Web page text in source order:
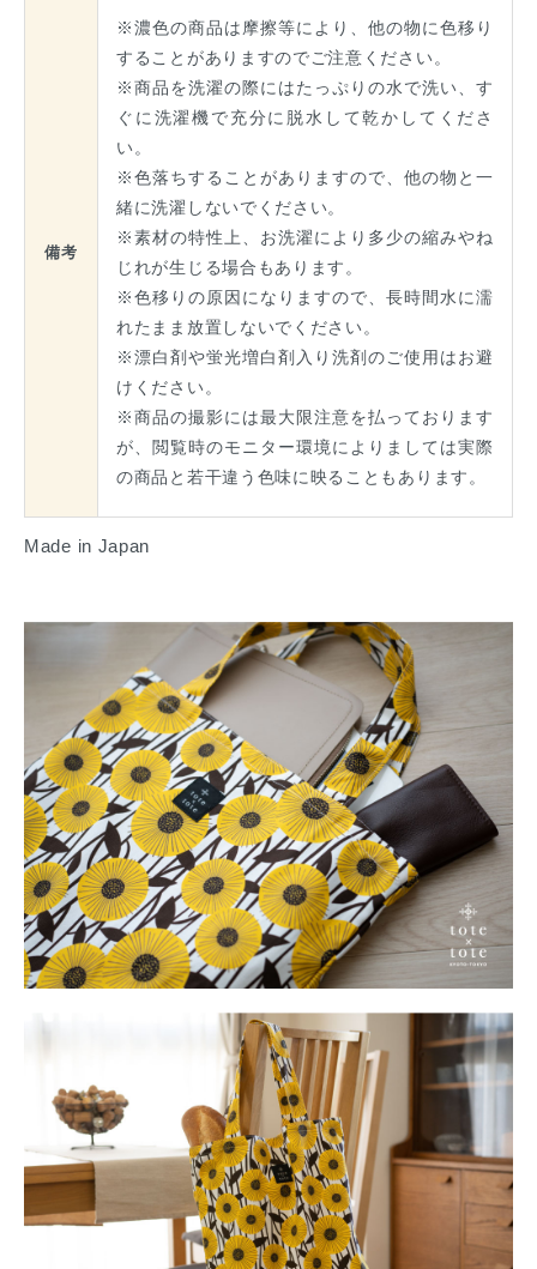
備考
※濃色の商品は摩擦等により、他の物に色移り
することがありますのでご注意ください。
※商品を洗濯の際にはたっぷりの水で洗い、す
ぐに洗濯機で充分に脱水して乾かしてくださ
い。
※色落ちすることがありますので、他の物と一
緒に洗濯しないでください。
※素材の特性上、お洗濯により多少の縮みやね
じれが生じる場合もあります。
※色移りの原因になりますので、長時間水に濡
れたまま放置しないでください。
※漂白剤や蛍光増白剤入り洗剤のご使用はお避
けください。
※商品の撮影には最大限注意を払っております
が、閲覧時のモニター環境によりましては実際
の商品と若干違う色味に映ることもあります。
Made in Japan